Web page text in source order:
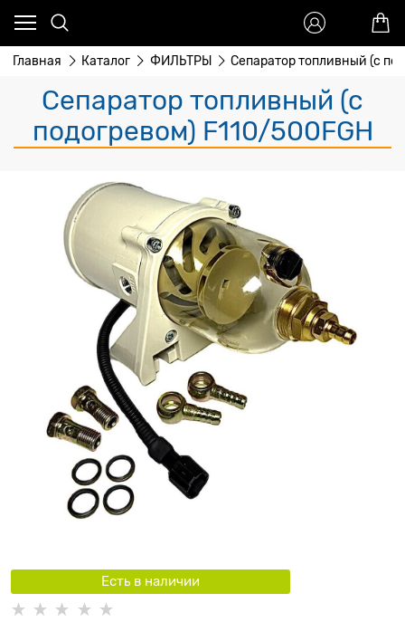
Главная Каталог ФИЛЬТРЫ Сепаратор топливный (с
Сепаратор топливный (с
подогревом) F110/500FGH
Есть в наличии